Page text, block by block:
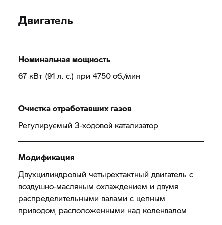
Двигатель
Номинальная мощность
67 кВт (91 л. с.) при 4750 об./мин
Очистка отработавших газов
Регулируемый 3-ходовой катализатор
Модификация
Двухцилиндровый четырехтактный двигатель с
воздушно-масляным охлаждением и двумя
распределительными валами с цепным
приводом, расположенными над коленвалом